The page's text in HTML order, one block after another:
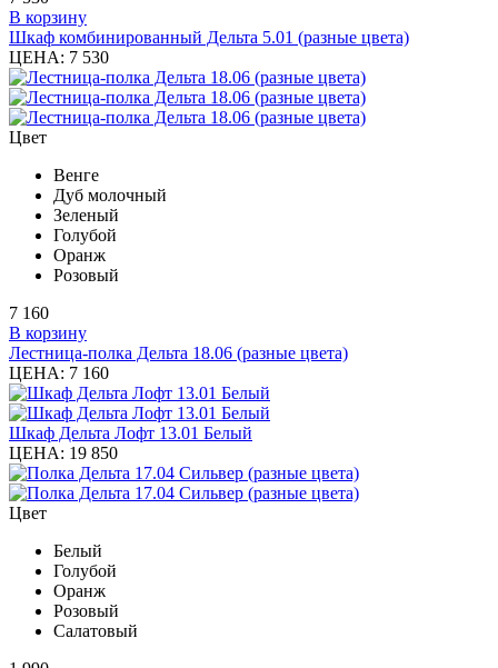
В корзину
Шкаф комбинированный Дельта 5.01 (разные цвета)
ЦЕНА: 7 530
Цвет
Венге
Дуб молочный
Зеленый
Голубой
Оранж
Розовый
7 160
В корзину
Лестница-полка Дельта 18.06 (разные цвета)
ЦЕНА: 7 160
Шкаф Дельта Лофт 13.01 Белый
ЦЕНА: 19 850
Цвет
Белый
Голубой
Оранж
Розовый
Салатовый